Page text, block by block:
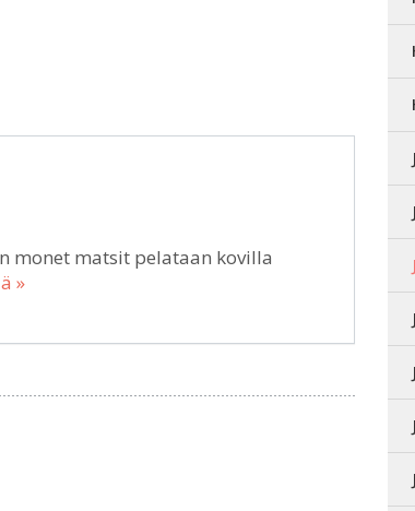
monet matsit pelataan kovilla
»